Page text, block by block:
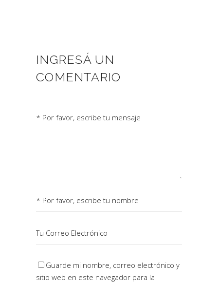
INGRESÁ UN
COMENTARIO
Guarde mi nombre, correo electrónico y
sitio web en este navegador para la